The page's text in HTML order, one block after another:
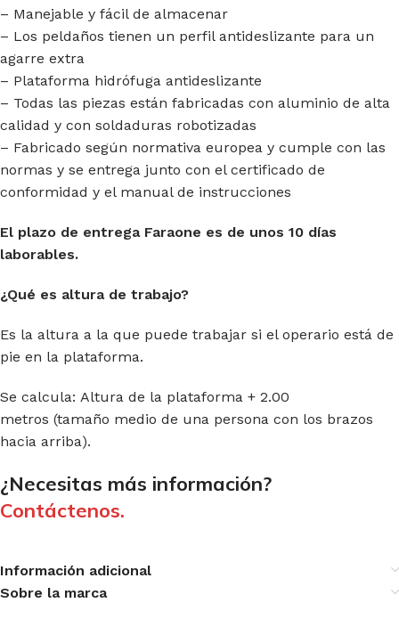
– Manejable y fácil de almacenar
– Los peldaños tienen un perfil antideslizante para un
agarre extra
– Plataforma hidrófuga antideslizante
– Todas las piezas están fabricadas con aluminio de alta
calidad y con soldaduras robotizadas
– Fabricado según normativa europea y cumple con las
normas y se entrega junto con el certificado de
conformidad y el manual de instrucciones
El plazo de entrega Faraone es de unos 10 días
laborables.
¿Qué es altura de trabajo?
Es la altura a la que puede trabajar si el operario está de
pie en la plataforma.
Se calcula: Altura de la plataforma + 2.00
metros (tamaño medio de una persona con los brazos
hacia arriba).
¿Necesitas más información?
Contáctenos.
Información adicional
Sobre la marca